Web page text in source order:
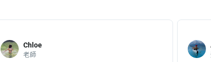
Chloe
老師